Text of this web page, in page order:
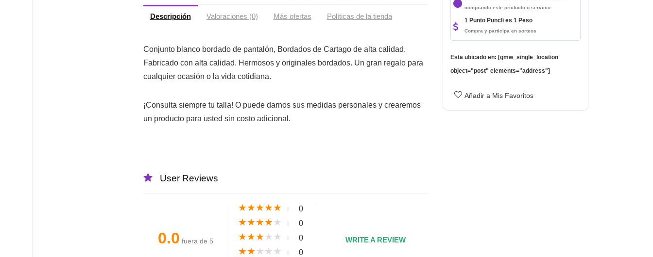
Descripción Valoraciones (0) Más ofertas Políticas de la tienda
Conjunto blanco bordado de pantalón, Bordados de Cartago de alta calidad.
Fabricado con alta calidad. Hermosos y originales bordados. Un gran regalo para
cualquier ocasión o la vida cotidiana.
¡Consulta siempre tu talla! O puede darnos sus medidas personales y crearemos
un producto para usted sin costo adicional.
User Reviews
0.0 fuera de 5
★★★★★ 0
★★★★★ 0
★★★★★ 0
★★★★★ 0
WRITE A REVIEW
comprando este producto o servicio
1 Punto Puncli es 1 Peso
Compra y participa en sorteos
Esta ubicado en: [gmw_single_location
object="post" elements="address"]
Añadir a Mis Favoritos